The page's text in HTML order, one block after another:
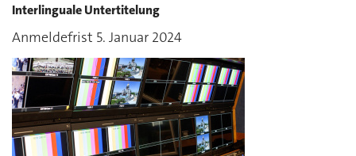
Interlinguale Untertitelung
Anmeldefrist 5. Januar 2024